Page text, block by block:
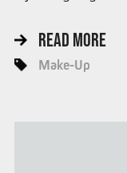
READ MORE
Make-Up